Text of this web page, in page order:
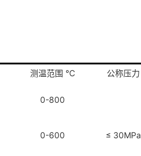
测温范围 ℃ 公称压力
0-800
≤ 30MPa
0-600